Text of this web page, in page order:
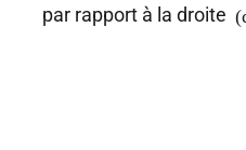
par rapport à la droite